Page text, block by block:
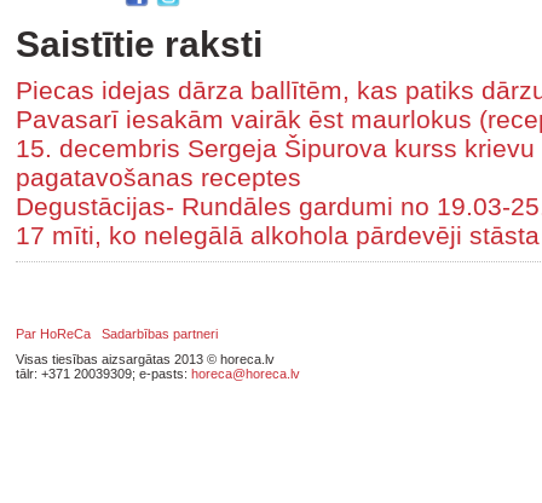
Saistītie raksti
Piecas idejas dārza ballītēm, kas patiks
Pavasarī iesakām vairāk ēst maurlokus
15. decembris Sergeja Šipurova kurss
pagatavošanas receptes
Degustācijas- Rundāles gardumi no 19.03-
17 mīti, ko nelegālā alkohola pārdevēji
Par HoReCa
Sadarbības partneri
Visas tiesības aizsargātas 2013 © horeca.lv
tālr: +371 20039309; e-pasts: horeca@horeca.lv